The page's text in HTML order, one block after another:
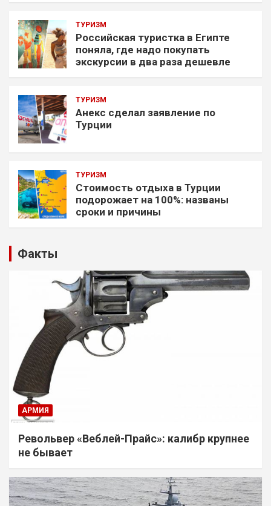
ТУРИЗМ
Российская туристка в Египте
поняла, где надо покупать
экскурсии в два раза дешевле
ТУРИЗМ
Анекс сделал заявление по
Турции
ТУРИЗМ
Стоимость отдыха в Турции
подорожает на 100%: названы
сроки и причины
Факты
АРМИЯ
Револьвер «Веблей-Прайс»: калибр крупнее
не бывает